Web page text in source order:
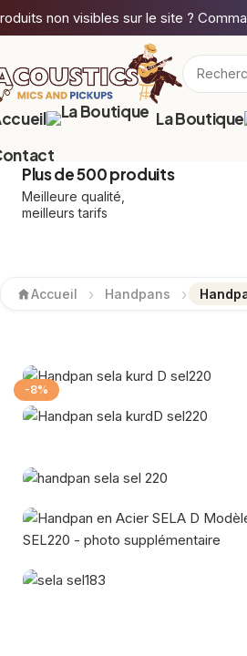
non visibles sur le site ?
La Boutique
Plus de 500 produits
Meilleure qualité,
meilleurs tarifs
Accueil Handpans
-8%